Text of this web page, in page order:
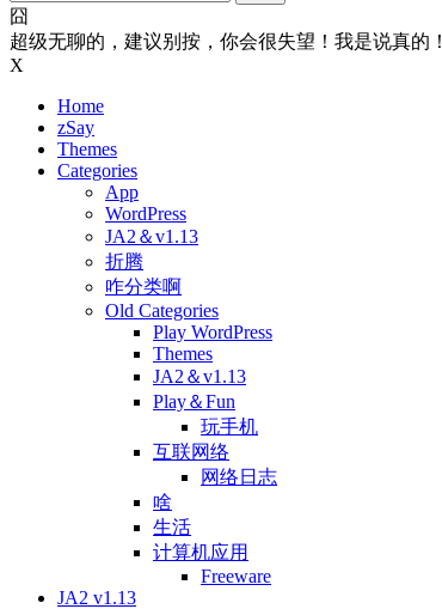
索：
囧
超级无聊的，建议别按，你会很失望！我是说真的！
X
Home
zSay
Themes
Categories
App
WordPress
JA2＆v1.13
折腾
咋分类啊
Old Categories
Play WordPress
Themes
JA2＆v1.13
Play＆Fun
玩手机
互联网络
网络日志
啥
生活
计算机应用
Freeware
JA2 v1.13